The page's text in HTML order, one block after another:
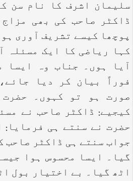
سلیمان اشرف کا نام سن
ڈاکٹر صاحب کی بھی
پوچھا کیسے تشریف آوری
کہا ریاضی کا ایک مسئلہ
آیا ہوں۔ جناب وہ ایسا
فوراً بیان کر دیا
صورت ہو تو کہوں۔
کیجیے: ڈاکٹر صاحب نے
حضرت نے سنتے ہی فرمایا:
جواب سنتے ہی ڈاکٹر صاحب
گیا۔ ایسا محسوس ہوا
اٹھ گیا۔ بے اختیار بول